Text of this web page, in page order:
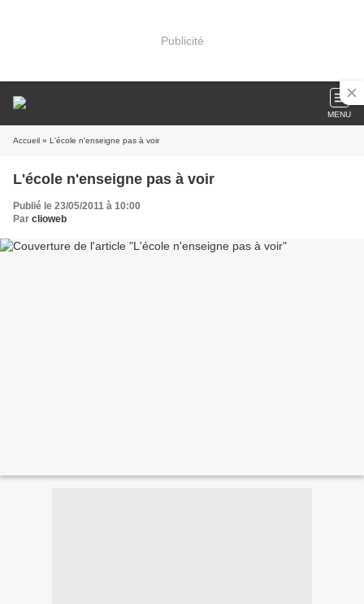
Publicité
MENU
Accueil » L'école n'enseigne pas à voir
L'école n'enseigne pas à voir
Publié le 23/05/2011 à 10:00
Par clioweb